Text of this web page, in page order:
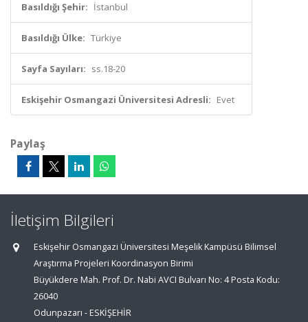
Basıldığı Şehir: İstanbul
Basıldığı Ülke: Türkiye
Sayfa Sayıları: ss.18-20
Eskişehir Osmangazi Üniversitesi Adresli: Evet
Paylaş
İletişim Bilgileri
Eskişehir Osmangazi Üniversitesi Meşelik Kampüsü Bilimsel
Araştırma Projeleri Koordinasyon Birimi
Büyükdere Mah. Prof. Dr. Nabi AVCI Bulvarı No: 4 Posta Kodu:
26040
Odunpazarı - ESKİŞEHİR